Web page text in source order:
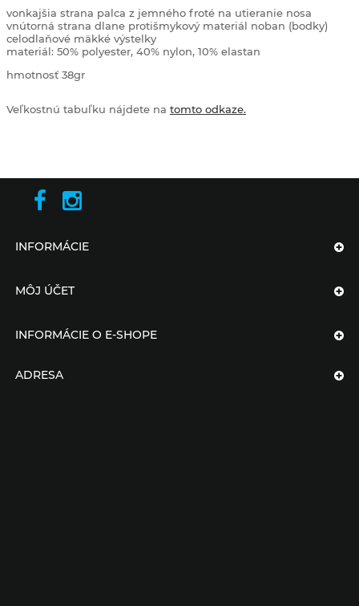
vonkajšia strana palca z jemného froté na utieranie nosa
vnútorná strana dlane protišmykový materiál noban (bodky)
celodlaňové mäkké výstelky
materiál: 50% polyester, 40% nylon, 10% elastan
hmotnosť 38gr
Veľkostnú tabuľku nájdete na tomto odkaze.
INFORMÁCIE
MÔJ ÚČET
INFORMÁCIE O E-SHOPE
ADRESA